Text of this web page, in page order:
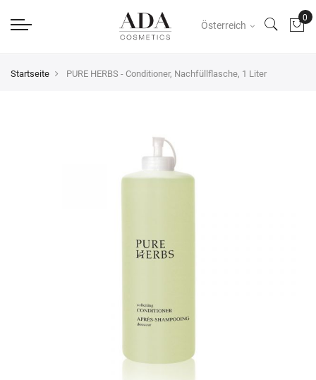
Österreich
Startseite PURE HERBS - Conditioner, Nachfüllflasche, 1 Liter